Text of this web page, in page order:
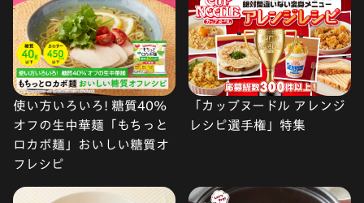
使い方いろいろ! 糖質40%
オフの生中華麺「もちっと
ロカボ麺」おいしい糖質オ
フレシピ
「カップヌードル アレンジ
レシピ選手権」特集